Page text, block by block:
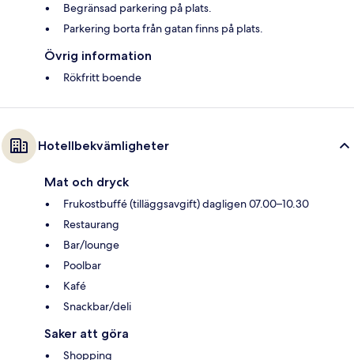
Begränsad parkering på plats.
Parkering borta från gatan finns på plats.
Övrig information
Rökfritt boende
Hotellbekvämligheter
Mat och dryck
Frukostbuffé (tilläggsavgift) dagligen 07.00–10.30
Restaurang
Bar/lounge
Poolbar
Kafé
Snackbar/deli
Saker att göra
Shopping